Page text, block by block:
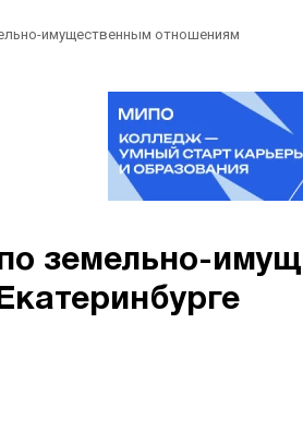
имущественным отношениям
земельно-